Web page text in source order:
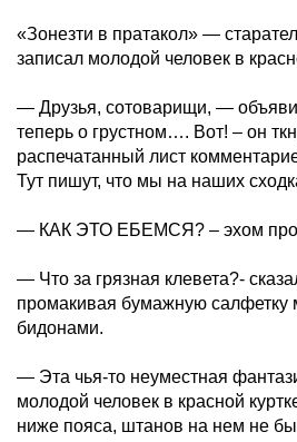
«Зонезти в пратакол» —
записал молодой человек в
— Друзья, сотоварищи, —
теперь о грустном…. Вот! – он
распечатанный лист
Тут пишут, что мы на наших
— КАК ЭТО ЕБЕМСЯ? – эхом
— Что за грязная клевета?-
промакивая бумажную
бидонами.
— Эта чья-то неуместная
молодой человек в красной
ниже пояса, штанов на нем не